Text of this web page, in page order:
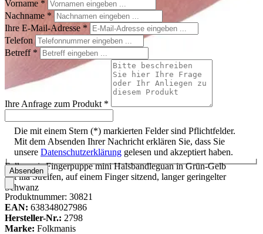
Folkmanis Fingerpuppe mini Halsbandleguan in Grün-Gelb
mit lila Streifen, auf einem Finger sitzend, langer geringelter
Schwanz
Vorname *
Nachname*
Ihre E-Mail-Adresse *
Telefon
Betreff *
Ihre Anfrage zum Produkt *
Die mit einem Stern (*) markierten Felder sind Pflichtfelder.
Mit dem Absenden Ihrer Nachricht erklären Sie, dass Sie
unsere Datenschutzerklärung gelesen und akzeptiert haben.
Absenden
Produktnummer: 30821
EAN: 638348027986
Hersteller-Nr.: 2798
Marke: Folkmanis